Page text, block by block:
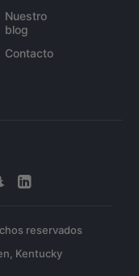
Nuestro
blog
Contacto
reservados